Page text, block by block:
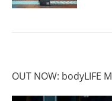
OUT NOW: bodyLIFE